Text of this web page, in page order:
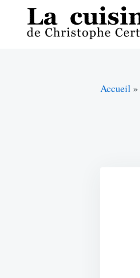
content
for:
Accueil »